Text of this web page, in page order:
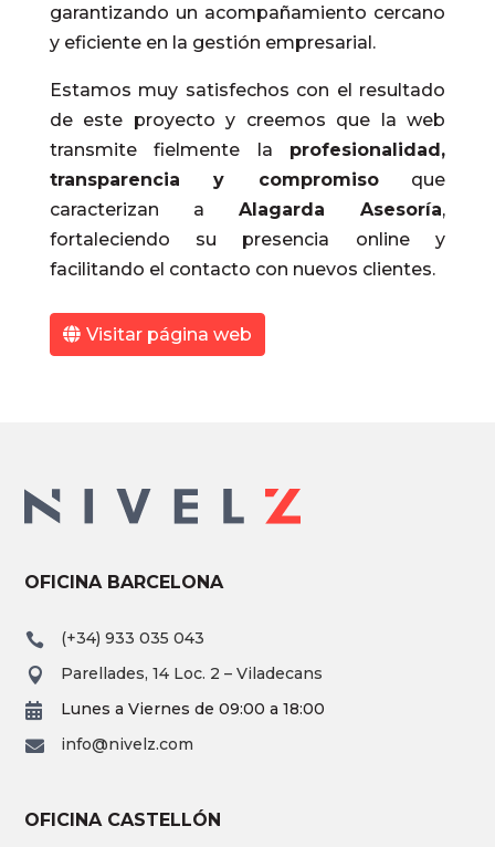
garantizando un acompañamiento cercano
y eficiente en la gestión empresarial.
Estamos muy satisfechos con el resultado
de este proyecto y creemos que la web
transmite fielmente la profesionalidad,
transparencia y compromisoque
caracterizan aAlagarda Asesoría,
fortaleciendo su presencia online y
facilitando el contacto con nuevos clientes.
Visitar página web
OFICINA BARCELONA
 (+34) 933 035 043
 Parellades, 14 Loc. 2 – Viladecans
 Lunes a Viernes de 09:00 a 18:00
 info@nivelz.com
OFICINA CASTELLÓN